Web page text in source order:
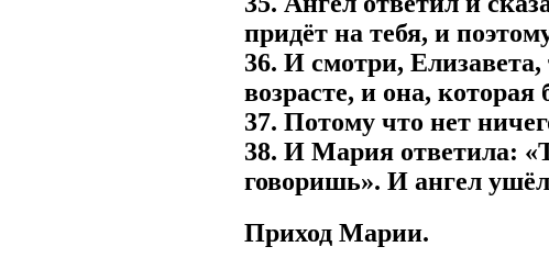
придёт на тебя, и
36. И смотри,
возрасте, и она,
37. Потому что нет
38. И Мария ответила:
говоришь». И ангел
Приход Марии.